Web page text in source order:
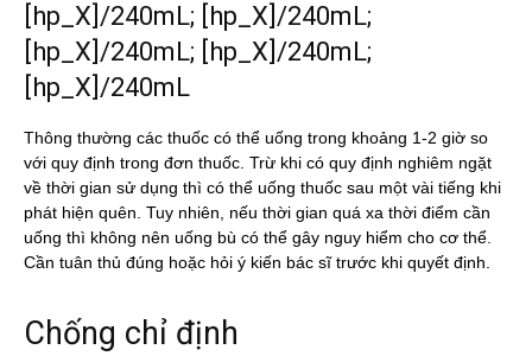
[hp_X]/240mL; [hp_X]/240mL;
[hp_X]/240mL; [hp_X]/240mL;
[hp_X]/240mL
Thông thường các thuốc có thể uống trong khoảng 1-2 giờ so
với quy định trong đơn thuốc. Trừ khi có quy định nghiêm ngặt
về thời gian sử dụng thì có thể uống thuốc sau một vài tiếng khi
phát hiện quên. Tuy nhiên, nếu thời gian quá xa thời điểm cần
uống thì không nên uống bù có thể gây nguy hiểm cho cơ thể.
Cần tuân thủ đúng hoặc hỏi ý kiến bác sĩ trước khi quyết định.
Chống chỉ định